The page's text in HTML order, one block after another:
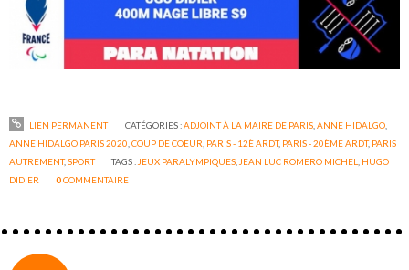
LIEN PERMANENT CATÉGORIES :ADJOINT À LA MAIRE DE PARIS, ANNE HIDALGO,
ANNE HIDALGO PARIS 2020 ,COUP DE COEUR PARIS - 12È ARDT, PARIS - 20ÈME ARDT, PARIS
AUTREMENT,SPORT TAGS : JEUX PARALYMPIQUES JEAN LUC ROMERO MICHEL
HUGO
DIDIER
0COMMENTAIRE